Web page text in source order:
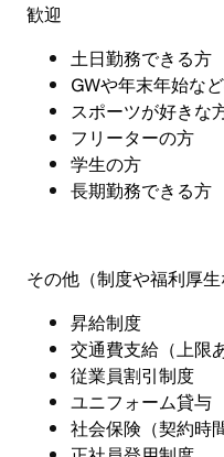
歓迎
土日勤務できる方
GWや年末年始な
スポーツが好きな
フリーターの方
学生の方
長期勤務できる方
その他（制度や福利厚
昇給制度
交通費支給（上限
従業員割引制度
ユニフォーム貸与
社会保険 （契約時